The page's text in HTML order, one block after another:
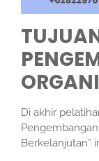
Di akhir
Berkelanjutan”